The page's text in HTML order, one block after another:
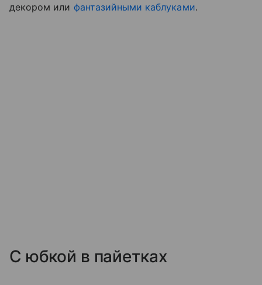
декором или фантазийными каблуками.
С юбкой в пайетках